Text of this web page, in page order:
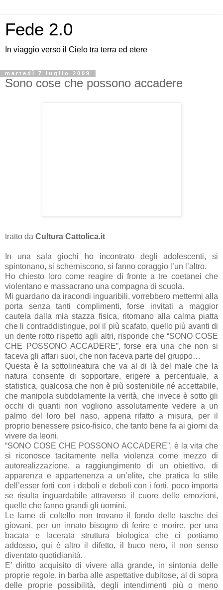
Fede 2.0
In viaggio verso il Cielo tra terra ed etere
martedì 7 luglio 2009
Sono cose che possono accadere
tratto da Cultura Cattolica.it
In una sala giochi ho incontrato degli adolescenti, si
spintonano, si scherniscono, si fanno coraggio l’un l’altro.
Ho chiesto loro come reagire di fronte a tre coetanei che
violentano e massacrano una compagna di scuola.
Mi guardano da iracondi inguaribili, vorrebbero mettermi alla
porta senza tanti complimenti, forse invitati a maggior
cautela dalla mia stazza fisica, ritornano alla calma piatta
che li contraddistingue, poi il più scafato, quello più avanti di
un dente rotto rispetto agli altri, risponde che “SONO COSE
CHE POSSONO ACCADERE”, forse era una che non si
faceva gli affari suoi, che non faceva parte del gruppo…
Questa è la sottolineatura che va al di là del male che la
natura consente di sopportare, erigere a percentuale, a
statistica, qualcosa che non è più sostenibile né accettabile,
che manipola subdolamente la verità, che invece è sotto gli
occhi di quanti non vogliono assolutamente vedere a un
palmo del loro bel naso, appena rifatto a misura, per il
proprio benessere psico-fisico, che tanto bene fa ai giorni da
vivere da leoni.
“SONO COSE CHE POSSONO ACCADERE”, è la vita che
si riconosce tacitamente nella violenza come mezzo di
autorealizzazione, a raggiungimento di un obiettivo, di
apparenza e appartenenza a un’elite, che pratica lo stile
dell’esser forti con i deboli e deboli con i forti, poco importa
se risulta inguardabile attraverso il cuore delle emozioni,
quelle che fanno grandi gli uomini.
Le lame di coltello non trovano il fondo delle tasche dei
giovani, per un innato bisogno di ferire e morire, per una
bacata e lacerata struttura biologica che ci portiamo
addosso, qui è altro il difetto, il buco nero, il non senso
diventato quotidianità.
E’ diritto acquisito di vivere alla grande, in sintonia delle
proprie regole, in barba alle aspettative dubitose, al di sopra
delle proprie possibilità, degli intendimenti più o meno